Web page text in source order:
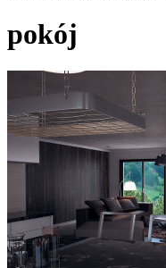
pokój